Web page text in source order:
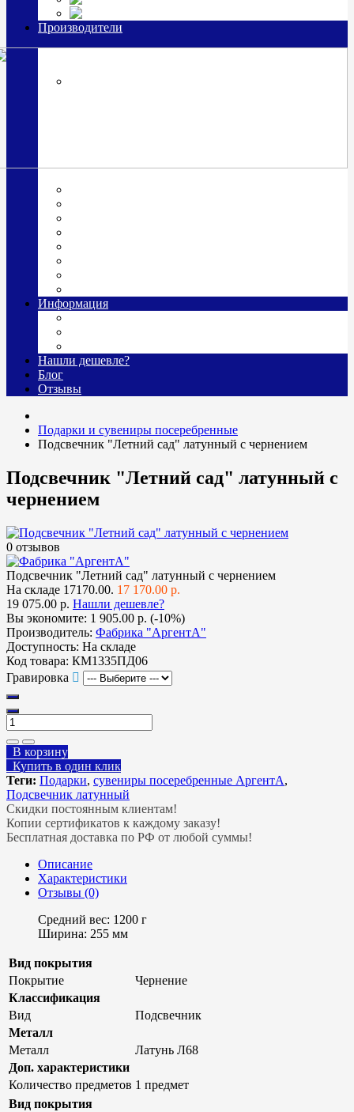
Производители
Информация
Нашли дешевле?
Блог
Отзывы
Подарки и сувениры посеребренные
Подсвечник "Летний сад" латунный с чернением
Подсвечник "Летний сад" латунный с
чернением
0 отзывов
Подсвечник "Летний сад" латунный с чернением
На складе 17170.00. 17 170.00 р.
19 075.00 р. Нашли дешевле?
Вы экономите: 1 905.00 р. (-10%)
Производитель: Фабрика "АргентА"
Доступность: На складе
Код товара: КМ1335ПД06
Гравировка
В корзину
Купить в один клик
Теги: Подарки, сувениры посеребренные АргентА,
Подсвечник латунный
Скидки постоянным клиентам!
Копии сертификатов к каждому заказу!
Бесплатная доставка по РФ от любой суммы!
Описание
Характеристики
Отзывы (0)
Средний вес: 1200 г
Ширина: 255 мм
Вид покрытия
Покрытие
Чернение
Классификация
Вид
Подсвечник
Металл
Металл
Латунь Л68
Доп. характеристики
Количество предметов 1 предмет
Вид покрытия